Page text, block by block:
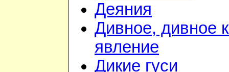
Деяния
Дивное, дивное
явление
Дикие гуси